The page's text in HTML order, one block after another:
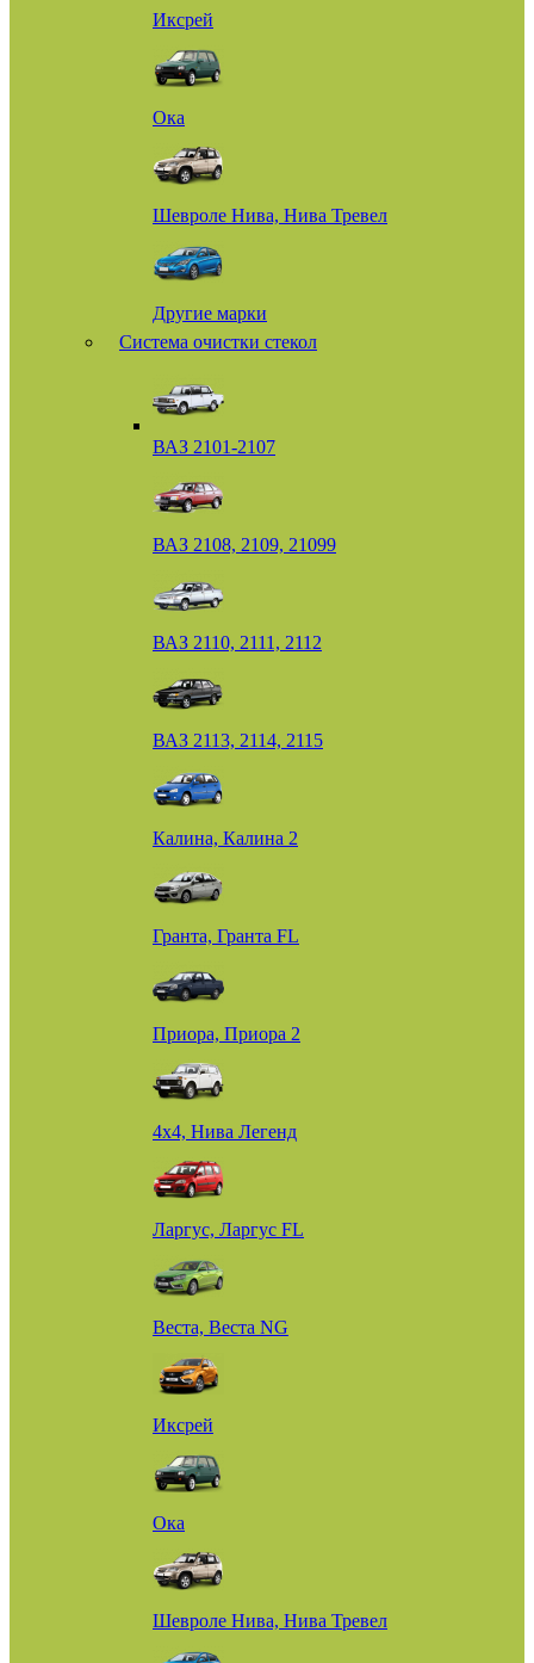
Иксрей
Ока
Шевроле Нива, Нива Тревел
Другие марки
Система очистки стекол
ВАЗ 2101-2107
ВАЗ 2108, 2109, 21099
ВАЗ 2110, 2111, 2112
ВАЗ 2113, 2114, 2115
Калина, Калина 2
Гранта, Гранта FL
Приора, Приора 2
4х4, Нива Легенд
Ларгус, Ларгус FL
Веста, Веста NG
Иксрей
Ока
Шевроле Нива, Нива Тревел